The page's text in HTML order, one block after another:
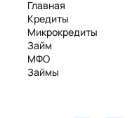
Главная
Кредиты
Микрокредиты
Займ
МФО
Займы